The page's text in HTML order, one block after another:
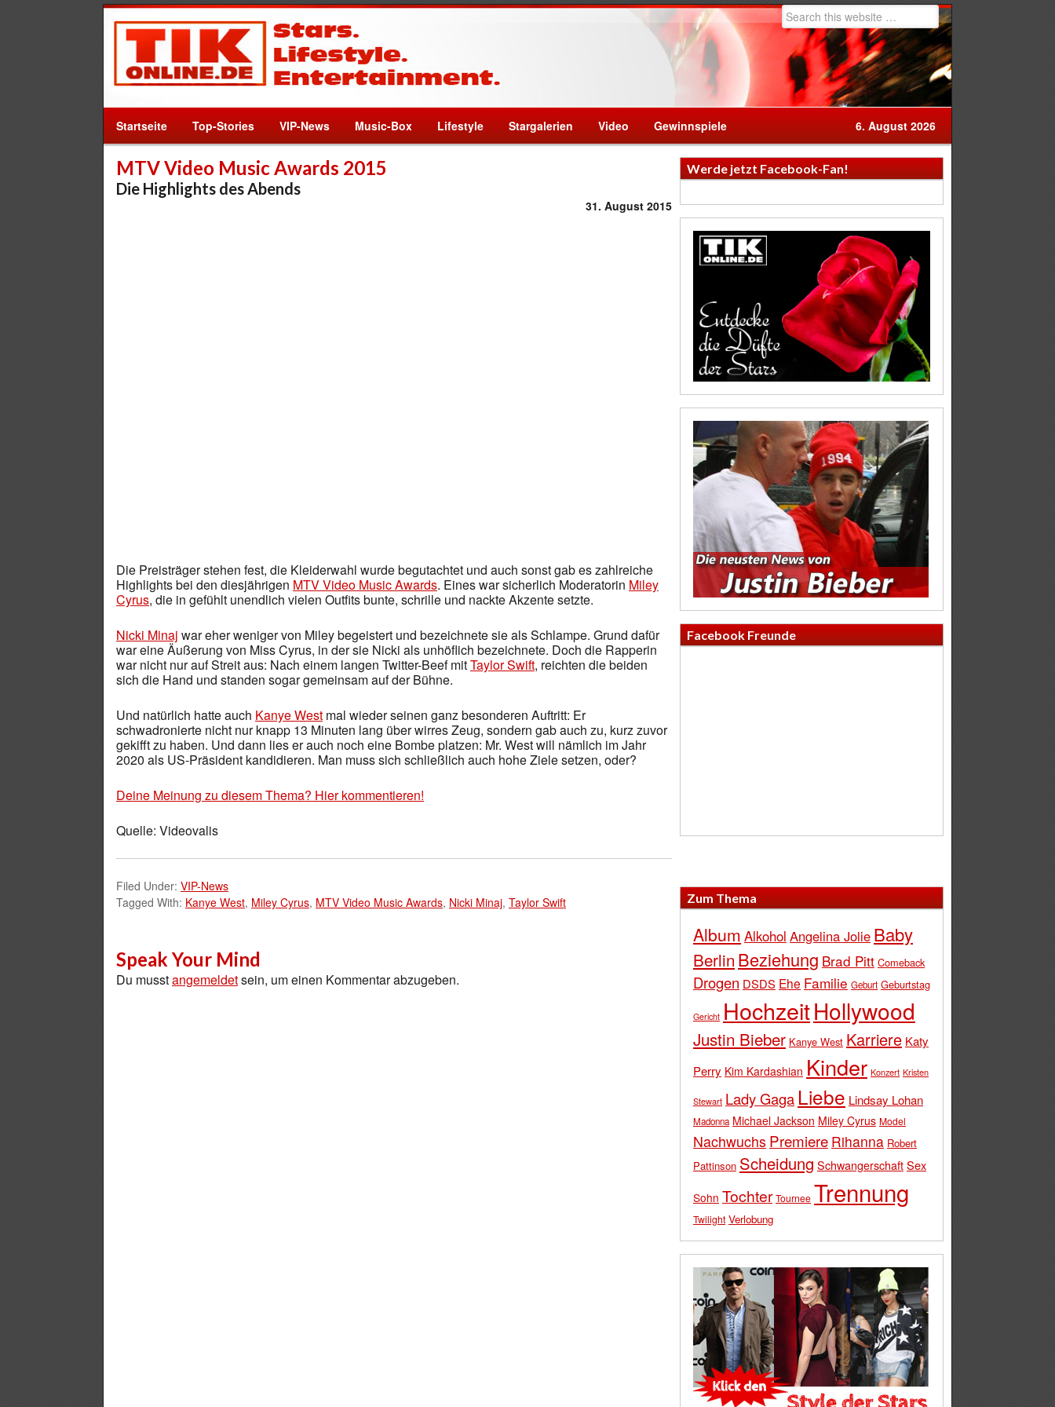
Startseite Top-Stories VIP-News Music-Box Lifestyle Stargalerien Video Gewinnspiele 6. August 2026
MTV Video Music Awards 2015
Die Highlights des Abends
31. August 2015
Die Preisträger stehen fest, die Kleiderwahl wurde begutachtet und auch sonst gab es zahlreiche
Highlights bei den diesjährigen MTV Video Music Awards. Eines war sicherlich Moderatorin Miley
Cyrus, die in gefühlt unendlich vielen Outfits bunte, schrille und nackte Akzente setzte.
Nicki Minaj war eher weniger von Miley begeistert und bezeichnete sie als Schlampe. Grund dafür
war eine Äußerung von Miss Cyrus, in der sie Nicki als unhöflich bezeichnete. Doch die Rapperin
war nicht nur auf Streit aus: Nach einem langen Twitter-Beef mitTaylor Swift, reichten die beiden
sich die Hand und standen sogar gemeinsam auf der Bühne.
Und natürlich hatte auch Kanye West mal wieder seinen ganz besonderen Auftritt: Er
schwadronierte nicht nur knapp 13 Minuten lang über wirres Zeug, sondern gab auch zu, kurz zuvor
gekifft zu haben. Und dann lies er auch noch eine Bombe platzen: Mr. West will nämlich im Jahr
2020 als US-Präsident kandidieren. Man muss sich schließlich auch hohe Ziele setzen, oder?
Deine Meinung zu diesem Thema? Hier kommentieren!
Quelle: Videovalis
Filed Under: VIP-News
Tagged With: Kanye West, Miley Cyrus, MTV Video Music Awards, Nicki Minaj, Taylor Swift
Speak Your Mind
Du musstangemeldetsein, um einen Kommentar abzugeben.
Werde jetzt Facebook-Fan!
Facebook Freunde
Zum Thema
Album Alkohol Angelina Jolie Baby
Berlin Beziehung Brad Pitt Comeback
Drogen DSDS Ehe Familie Geburt Geburtstag
Gericht HochzeitHollywood
Justin Bieber Kanye West Karriere Katy
Perry Kim Kardashian Kinder Konzert Kristen
Stewart Lady Gaga Liebe Lindsay Lohan
Madonna Michael Jackson Miley Cyrus Model
Nachwuchs Premiere Rihanna Robert
Pattinson Scheidung SchwangerschaftSex
Sohn Tochter Tournee Trennung
Twilight Verlobung